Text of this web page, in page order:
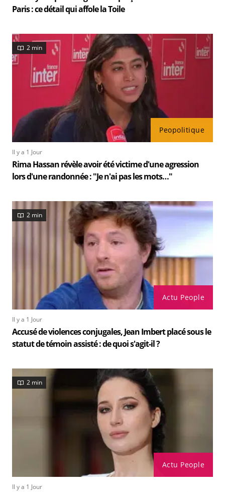
Paris : ce détail qui affole la Toile
Peopolitique
2 min
Il y a 1 Jour
Rima Hassan révèle avoir été victime d'une agression
lors d'une randonnée : "Je n'ai pas les mots…"
Actu People
2 min
Il y a 1 Jour
Accusé de violences conjugales, Jean Imbert placé sous le
statut de témoin assisté : de quoi s'agit-il ?
Actu People
2 min
Il y a 1 Jour